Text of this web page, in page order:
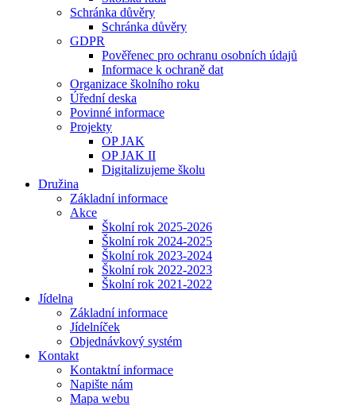
Schránka důvěry
Schránka důvěry
GDPR
Pověřenec pro ochranu osobních údajů
Informace k ochraně dat
Organizace školního roku
Úřední deska
Povinné informace
Projekty
OP JAK
OP JAK II
Digitalizujeme školu
Družina
Základní informace
Akce
Školní rok 2025-2026
Školní rok 2024-2025
Školní rok 2023-2024
Školní rok 2022-2023
Školní rok 2021-2022
Jídelna
Základní informace
Jídelníček
Objednávkový systém
Kontakt
Kontaktní informace
Napište nám
Mapa webu